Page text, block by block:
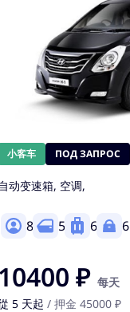
小客车 ПОД ЗАПРОС
自动变速箱, 空调,
8 5 6 6
10400 ₽每天
5 天起 / 押金 45000 ₽